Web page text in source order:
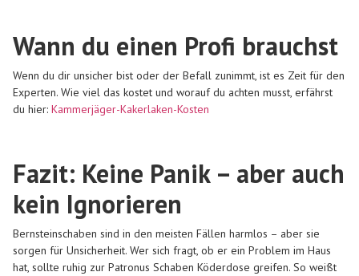
Wann du einen Profi brauchst
Wenn du dir unsicher bist oder der Befall zunimmt, ist es Zeit für den
Experten. Wie viel das kostet und worauf du achten musst, erfährst
du hier: Kammerjäger-Kakerlaken-Kosten
Fazit: Keine Panik – aber auch
kein Ignorieren
Bernsteinschaben sind in den meisten Fällen harmlos – aber sie
sorgen für Unsicherheit. Wer sich fragt, ob er ein Problem im Haus
hat, sollte ruhig zur Patronus Schaben Köderdose greifen. So weißt